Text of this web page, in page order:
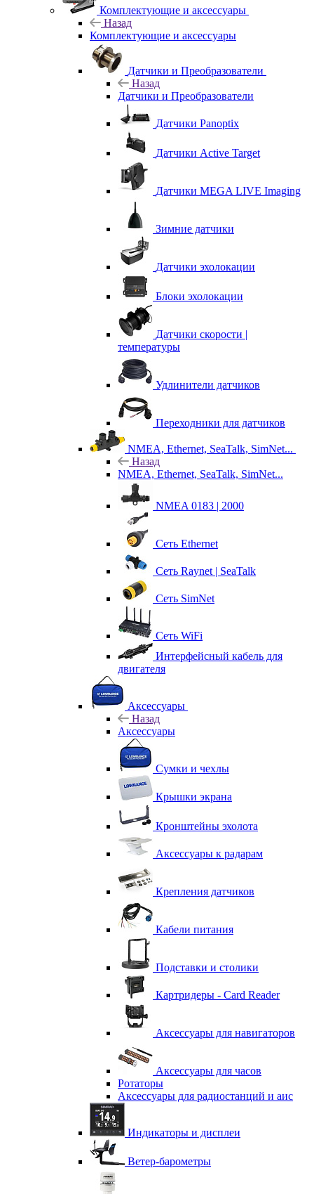
Комплектующие и аксессуары
Назад
Комплектующие и аксессуары
Датчики и Преобразователи
Назад
Датчики и Преобразователи
Датчики Panoptix
Датчики Active Target
Датчики MEGA LIVE Imaging
Зимние датчики
Датчики эхолокации
Блоки эхолокации
Датчики скорости |
температуры
Удлинители датчиков
Переходники для датчиков
NMEA, Ethernet, SeaTalk, SimNet...
Назад
NMEA, Ethernet, SeaTalk, SimNet...
NMEA 0183 | 2000
Сеть Ethernet
Сеть Raynet | SeaTalk
Сеть SimNet
Сеть WiFi
Интерфейсный кабель для
двигателя
Аксессуары
Назад
Аксессуары
Сумки и чехлы
Крышки экрана
Кронштейны эхолота
Аксессуары к радарам
Крепления датчиков
Кабели питания
Подставки и столики
Картридеры - Card Reader
Аксессуары для навигаторов
Аксессуары для часов
Ротаторы
Аксессуары для радиостанций и аис
Индикаторы и дисплеи
Ветер-барометры